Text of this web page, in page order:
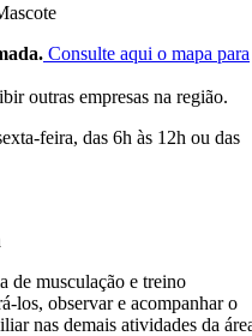
Consulte aqui o mapa para
outras empresas na região.
feira, das 6h às 12h ou das
de musculação e treino
los, observar e acompanhar o
nas demais atividades da